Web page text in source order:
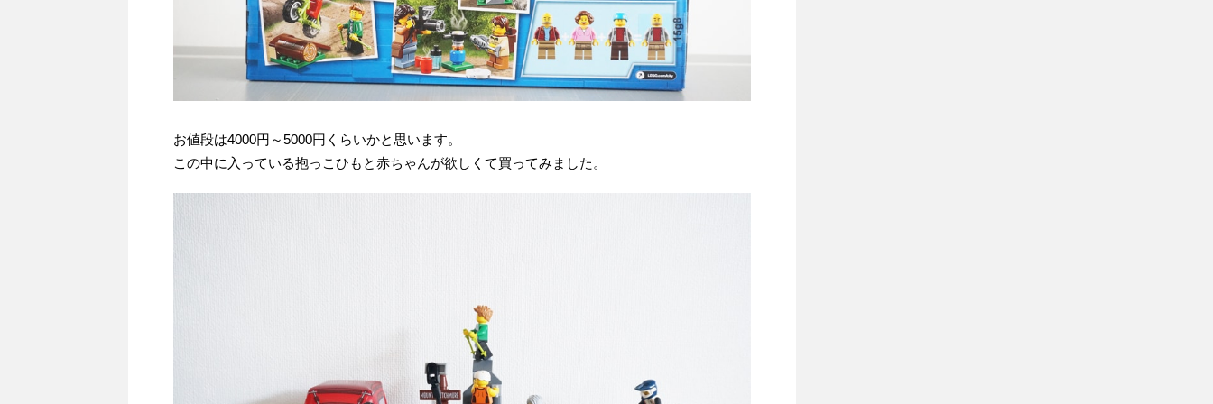
お値段は4000円～5000円くらいかと思います。
この中に入っている抱っこひもと赤ちゃんが欲しくて買ってみました。